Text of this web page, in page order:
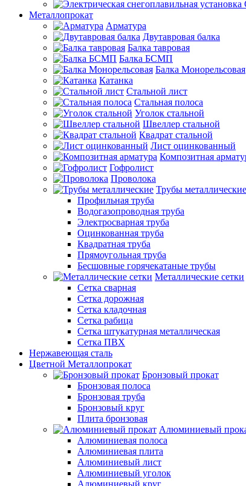
Металлопрокат
Арматура
Двутавровая балка
Балка тавровая
Балка БСМП
Балка Монорельсовая
Катанка
Стальной лист
Стальная полоса
Уголок стальной
Швеллер стальной
Квадрат стальной
Лист оцинкованный
Композитная
Гофролист
Проволока
Трубы металлические
Профильная труба
Водогазопроводная труба
Электросварная труба
Оцинкованная труба
Квадратная труба
Прямоугольная труба
Бесшовные горячекатаные трубы
Металлические сетки
Сетка сварная
Сетка дорожная
Сетка кладочная
Сетка рабица
Сетка штукатурная металлическая
Сетка ПВХ
Нержавеющая сталь
Цветной Металлопрокат
Бронзовый прокат
Бронзовая полоса
Бронзовая труба
Бронзовый круг
Плита бронзовая
Алюминиевый
Алюминиевая полоса
Алюминиевая плита
Алюминиевый лист
Алюминиевый уголок
Алюминиевый круг